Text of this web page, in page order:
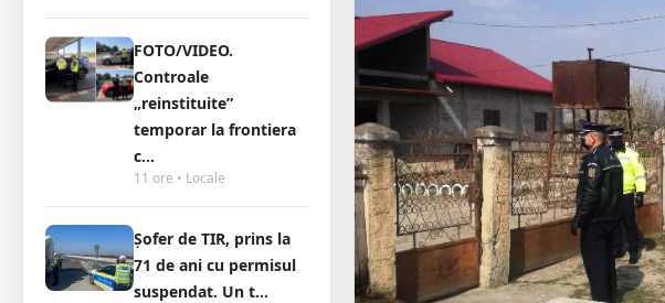
FOTO/VIDEO.
Controale
„reinstituite”
temporar la frontiera
c...
11 ore • Locale
Șofer de TIR, prins la
71 de ani cu permisul
suspendat. Un t...